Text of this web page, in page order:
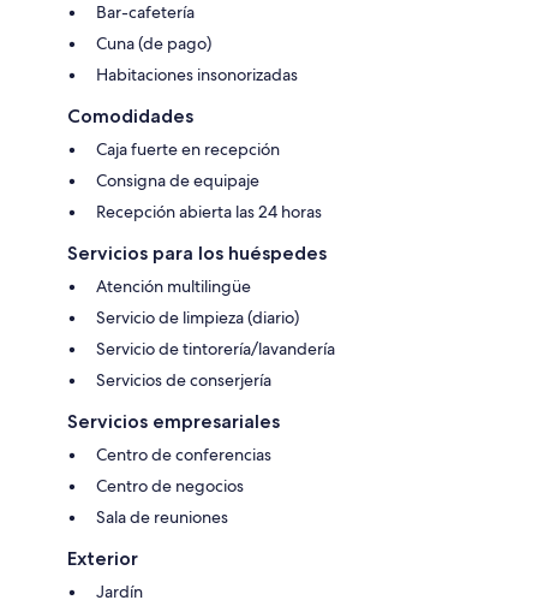
Bar-cafetería
Cuna (de pago)
Habitaciones insonorizadas
Comodidades
Caja fuerte en recepción
Consigna de equipaje
Recepción abierta las 24 horas
Servicios para los huéspedes
Atención multilingüe
Servicio de limpieza (diario)
Servicio de tintorería/lavandería
Servicios de conserjería
Servicios empresariales
Centro de conferencias
Centro de negocios
Sala de reuniones
Exterior
Jardín